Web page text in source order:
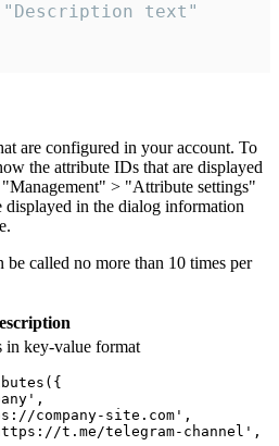
text"
are configured in your account. To
the attribute IDs that are displayed
> "Attribute settings"
in the dialog information
called no more than 10 times per
in key-value format
company-site.com',
t.me/telegram-channel',